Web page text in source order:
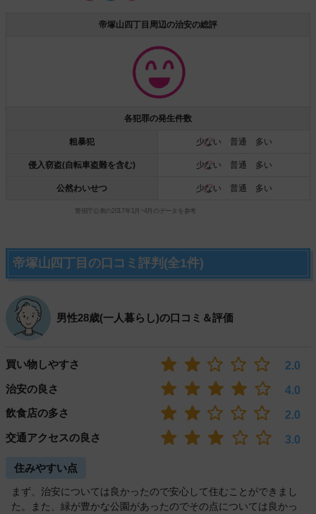
帝塚山四丁目周辺の治安の総評
各犯罪の発生件数
粗暴犯 少ない 普通 多い
侵入窃盗(自転車盗難を含む) 少ない 普通 多い
公然わいせつ 少ない 普通 多い
警視庁公表の2017年1月~4月のデータを参考
帝塚山四丁目の口コミ評判(全1件)
男性28歳(一人暮らし)の口コミ＆評価
買い物しやすさ
2.0
治安の良さ
4.0
飲食店の多さ
2.0
交通アクセスの良さ
3.0
住みやすい点
まず、治安については良かったので安心して住むことができまし
た。また、緑が豊かな公園があったのでその点については良かっ